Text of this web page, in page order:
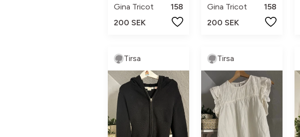
Gina Tricot
158
200 SEK
Gina Tricot
158
200 SEK
Tirsa Tirsa